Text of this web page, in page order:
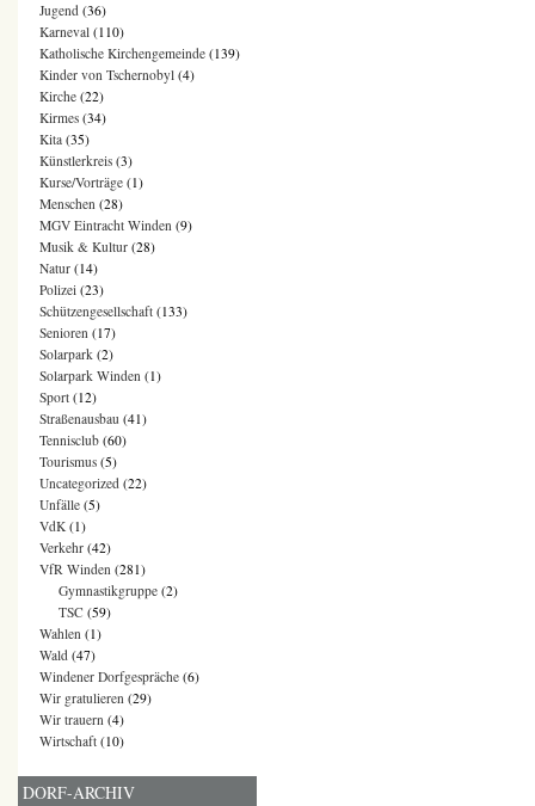
Jugend (36)
Karneval (110)
Katholische Kirchengemeinde (139)
Kinder von Tschernobyl (4)
Kirche (22)
Kirmes (34)
Kita (35)
Künstlerkreis (3)
Kurse/Vorträge (1)
Menschen (28)
MGV Eintracht Winden (9)
Musik & Kultur (28)
Natur (14)
Polizei (23)
Schützengesellschaft (133)
Senioren (17)
Solarpark (2)
Solarpark Winden (1)
Sport (12)
Straßenausbau (41)
Tennisclub (60)
Tourismus (5)
Uncategorized (22)
Unfälle (5)
VdK (1)
Verkehr (42)
VfR Winden (281)
Gymnastikgruppe (2)
TSC (59)
Wahlen (1)
Wald (47)
Windener Dorfgespräche (6)
Wir gratulieren (29)
Wir trauern (4)
Wirtschaft (10)
DORF-ARCHIV